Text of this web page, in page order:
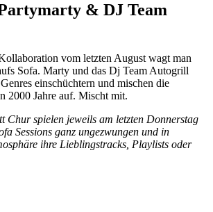
& DJ Team
vom letzten August wagt man
Sofa. Marty und das Dj Team Autogrill
einschüchtern und mischen die
2000 Jahre auf. Mischt mit.
Chur spielen jeweils am letzten Donnerstag
Sessions ganz ungezwungen und in
ihre Lieblingstracks, Playlists oder